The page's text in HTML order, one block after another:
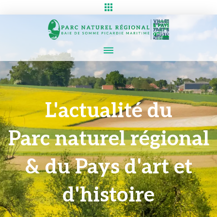
L'actualité du
Parc naturel régional
& du Pays d'art et
d'histoire